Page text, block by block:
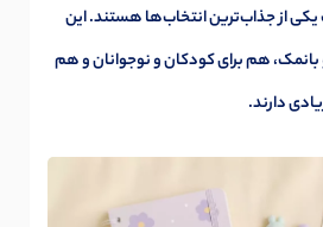
یکی از جذاب‌ترین انتخاب‌ها هستند. این
هم برای کودکان و نوجوانان و هم
دارند.